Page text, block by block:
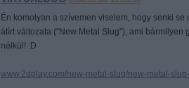
Én komolyan a szívemen viselem, hogy senki
átírt változata ("New Metal Slug"), ami
nélkül! :D
www.2dplay.com/new-metal-slug/new-metal-